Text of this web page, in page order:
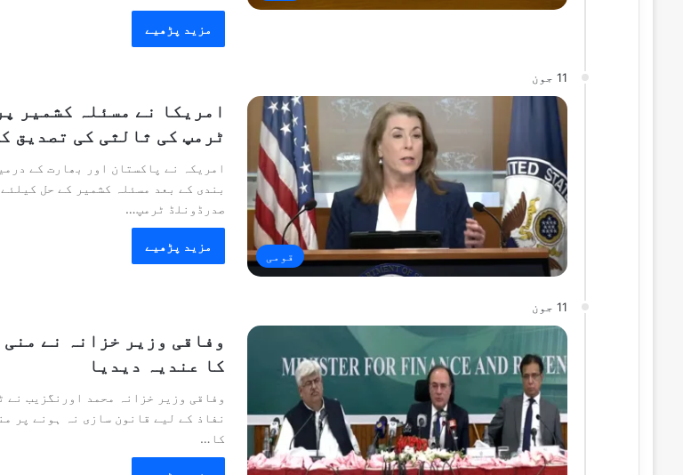
مزید پڑھیے
11 جون
قومی
امریکا نے مسئلہ کشمیر
ٹرمپ کی ثالثی کی تصدیق
امریکہ نے پاکستان اور بھارت کے
بندی کے بعد مسئلہ کشمیر کے حل کیلئے
صدرڈونلڈ ٹرمپ…
مزید پڑھیے
11 جون
وفاقی وزیر خزانہ نے منی
کا عندیہ دیدیا
وفاقی وزیر خزانہ محمد اورنگزیب نے
نفاذ کے لیے قانون سازی نہ ہونے پر
کا…